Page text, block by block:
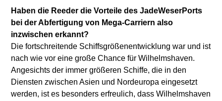
Haben die Reeder die Vorteile des JadeWeserPorts
bei der Abfertigung von Mega-Carriern also
inzwischen erkannt?
Die fortschreitende Schiffsgrößenentwicklung war und ist
nach wie vor eine große Chance für Wilhelmshaven.
Angesichts der immer größeren Schiffe, die in den
Diensten zwischen Asien und Nordeuropa eingesetzt
werden, ist es besonders erfreulich, dass Wilhelmshaven